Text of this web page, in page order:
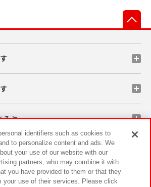
そぶ
ペーン
identifiers such as cookies to
to personalize content and ads. We
your use of our website with our
partners, who may combine it with
you have provided to them or that they
your use of their services. Please click